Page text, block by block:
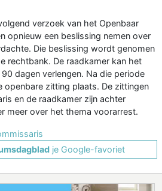
verzoek van het Openbaar
opnieuw een beslissing nemen over
Die beslissing wordt genomen
rechtbank. De raadkamer kan het
dagen verlengen. Na die periode
openbare zitting plaats. De zittingen
en de raadkamer zijn achter
meer over het thema voorarrest.
je Google-favoriet